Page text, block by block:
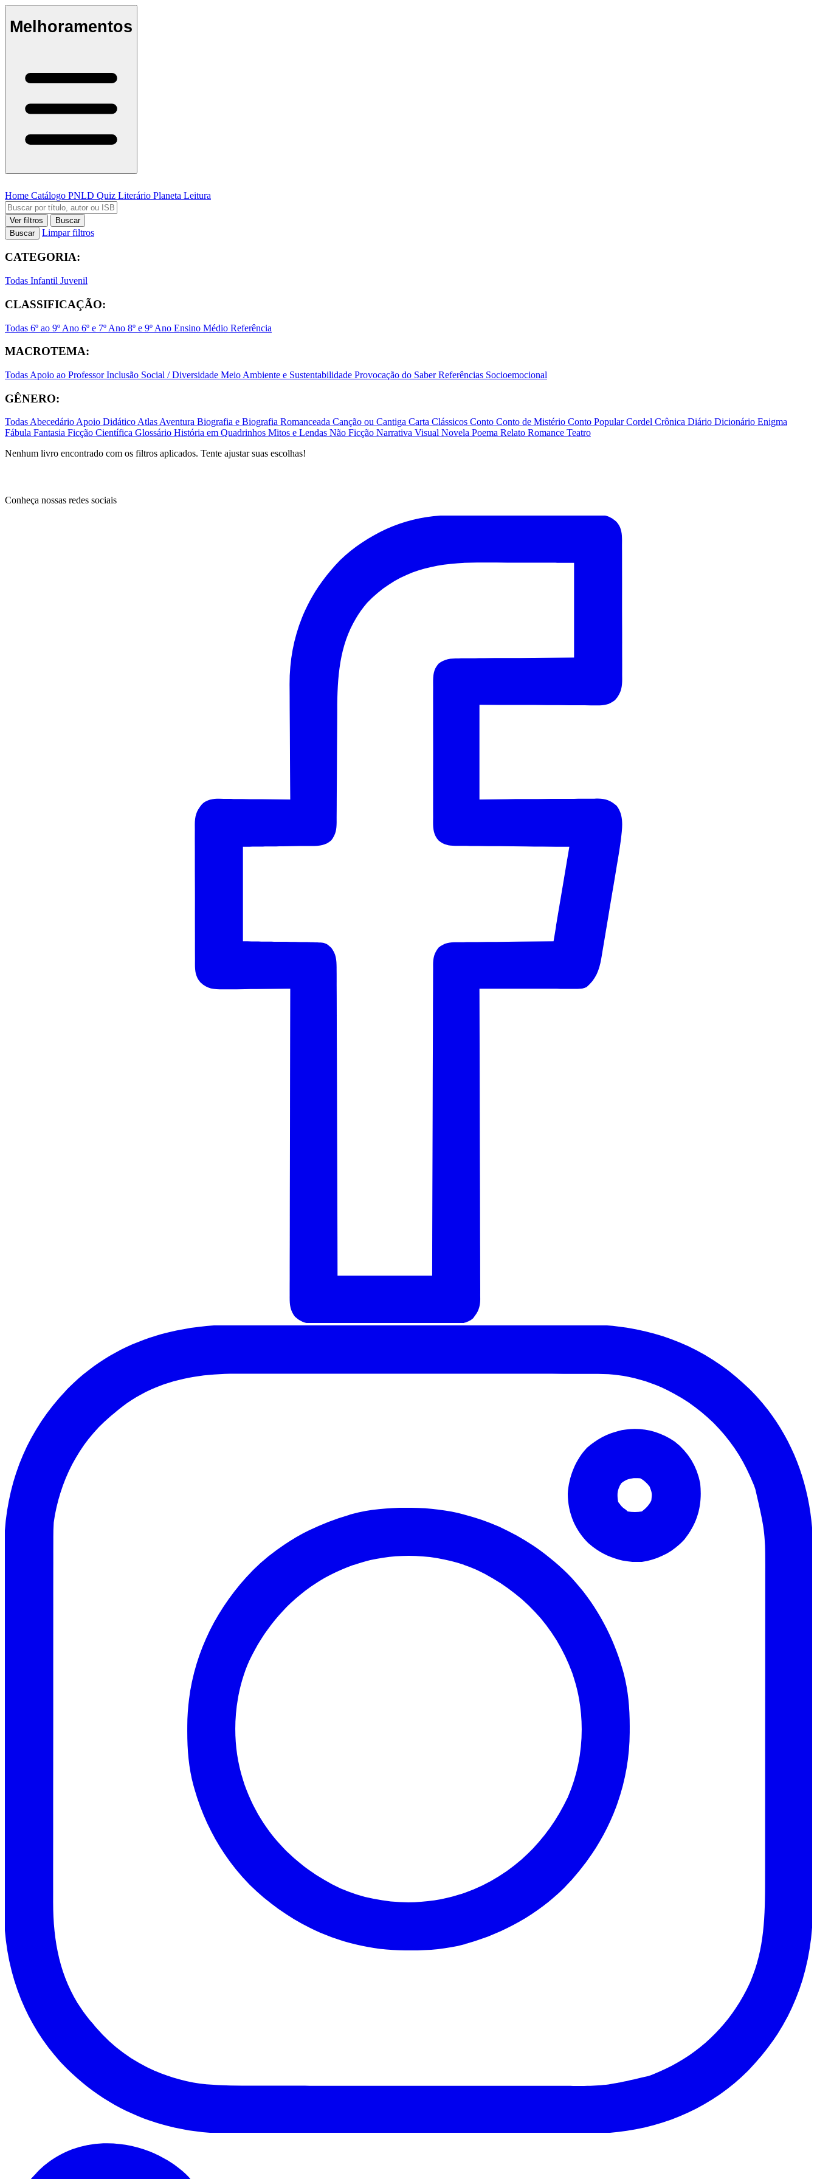
Melhoramentos
Home Catálogo PNLD Quiz Literário Planeta Leitura
Ver filtros
Buscar
Buscar
Limpar filtros
CATEGORIA:
Todas Infantil Juvenil
CLASSIFICAÇÃO:
Todas 6º ao 9º Ano 6º e 7º Ano 8º e 9º Ano Ensino Médio Referência
MACROTEMA:
Todas Apoio ao ProfessorInclusão Social / Diversidade Meio Ambiente e Sustentabilidade Provocação do SaberReferências Socioemocional
GÊNERO:
TodasAbecedárioApoio DidáticoAtlasAventura Biografia e Biografia Romanceada Canção ou Cantiga Carta Clássicos Conto Conto de Mistério Conto PopularCordel Crônica Diário Dicionário Enigma
Fábula Fantasia Ficção Científica Glossário História em Quadrinhos Mitos e Lendas Não Ficção Narrativa Visual Novela Poema Relato Romance Teatro
Nenhum livro encontrado com os filtros aplicados. Tente ajustar suas escolhas!
Conheça nossas redes sociais